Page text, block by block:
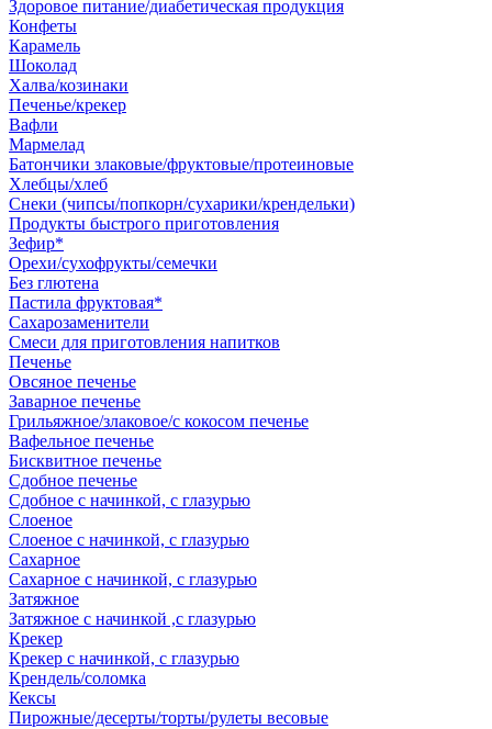
Здоровое питание/диабетическая продукция
Конфеты
Карамель
Шоколад
Халва/козинаки
Печенье/крекер
Вафли
Мармелад
Батончики злаковые/фруктовые/протеиновые
Хлебцы/хлеб
Снеки (чипсы/попкорн/сухарики/крендельки)
Продукты быстрого приготовления
Зефир*
Орехи/сухофрукты/семечки
Без глютена
Пастила фруктовая*
Сахарозаменители
Смеси для приготовления напитков
Печенье
Овсяное печенье
Заварное печенье
Грильяжное/злаковое/с кокосом печенье
Вафельное печенье
Бисквитное печенье
Сдобное печенье
Сдобное с начинкой, с глазурью
Слоеное
Слоеное с начинкой, с глазурью
Сахарное
Сахарное с начинкой, с глазурью
Затяжное
Затяжное с начинкой ,с глазурью
Крекер
Крекер с начинкой, с глазурью
Крендель/соломка
Кексы
Пирожные/десерты/торты/рулеты весовые